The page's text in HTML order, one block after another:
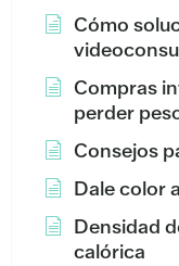
Cómo
Compras
perder
Consejos
Dale color
Densidad
calórica